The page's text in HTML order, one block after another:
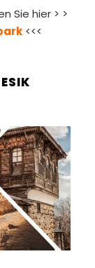
Sie hier > >
<<<